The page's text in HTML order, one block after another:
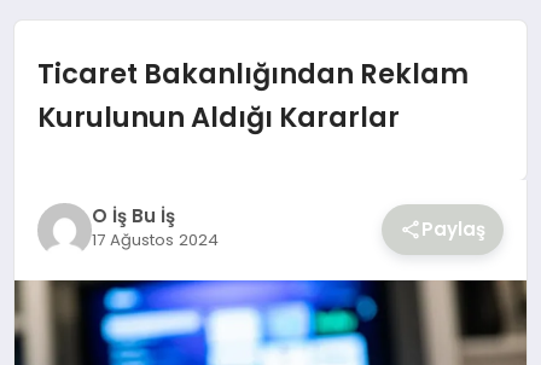
GÜNCEL
SIYASET
YAŞAM
Ticaret Bakanlığından Reklam
Kurulunun Aldığı Kararlar
O İş Bu İş
17 Ağustos 2024 Paylaş